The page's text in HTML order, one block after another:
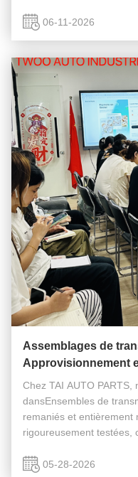
régionale bien ...
06-11-2026
Assemblages de
Approvisionnement
Chez TAI AUTO
dansEnsembles de
remaniés et entièrement
rigoureusement testées,
d'esprit. Nous maintenons
05-28-2026